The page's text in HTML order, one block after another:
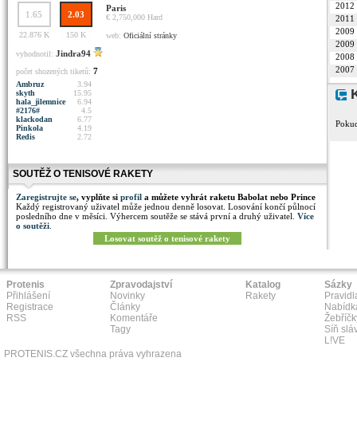
1.65 2.03
Paris
€ 2,750,000 Hard
22.876 K
150 K web: Oficiální stránky
vyhodnotil: Jindra94
počet shozených tiketů: 7
Ambruz
3.94
skyth
15.95
hala_jilemnice
6.94
#2176#
4.5
klackodan
6.77
Pinkola
4.19
Redis
2.72
SOUTĚŽ O TENISOVÉ RAKETY
Zaregistrujte se, vyplňte si profil a můžete vyhrát raketu Babolat nebo Prince
Každý registrovaný uživatel může jednou denně losovat. Losování končí půlnocí
posledního dne v měsíci. Výhercem soutěže se stává první a druhý uživatel. Více
o soutěži
Losovat soutěž o tenisové rakety
2012
2011
2009
2009
2008
2007
Protenis
Přihlášení
Registrace
RSS
Zpravodajství
Novinky
Články
Komentáře
Tagy
Katalog
Rakety
Sázky
Síň
L!VE
PROTENIS.CZ všechna práva vyhrazena